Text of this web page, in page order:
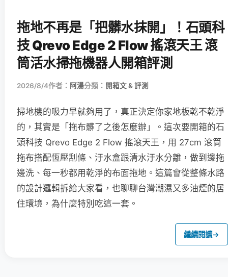
拖地不再是「把髒水抹開」！石頭科
技 Qrevo Edge 2 Flow 搖滾天王 滾
筒活水掃拖機器人開箱評測
2026/8/4作者： 阿湯分類： 開箱文 & 評測
掃地機的吸力早就夠用了，真正決定你家地板乾不乾淨
的，其實是「拖布髒了之後怎麼辦」。這次要開箱的石
頭科技 Qrevo Edge 2 Flow 搖滾天王，用 27cm 滾筒
拖布搭配恆壓刮條、汙水盒跟清水汙水分離，做到邊拖
邊洗、每一秒都用乾淨的布面拖地。這篇會從整條水路
的設計邏輯拆給大家看，也聊聊台灣潮濕又多油煙的居
住環境，為什麼特別吃這一套。
繼續閱讀→